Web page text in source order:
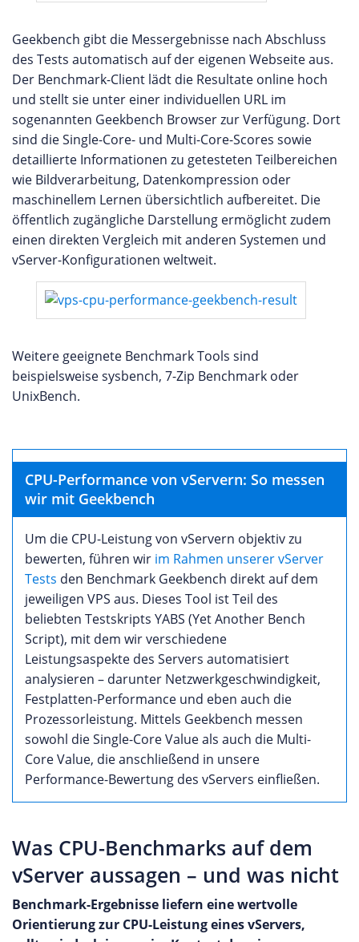
Geekbench gibt die Messergebnisse nach Abschluss
des Tests automatisch auf der eigenen Webseite aus.
Der Benchmark-Client lädt die Resultate online hoch
und stellt sie unter einer individuellen URL im
sogenannten Geekbench Browser zur Verfügung. Dort
sind die Single-Core- und Multi-Core-Scores sowie
detaillierte Informationen zu getesteten Teilbereichen
wie Bildverarbeitung, Datenkompression oder
maschinellem Lernen übersichtlich aufbereitet. Die
öffentlich zugängliche Darstellung ermöglicht zudem
einen direkten Vergleich mit anderen Systemen und
vServer-Konfigurationen weltweit.
Weitere geeignete Benchmark Tools sind
beispielsweise sysbench, 7-Zip Benchmark oder
UnixBench.
CPU-Performance von vServern: So messen
wir mit Geekbench
Um die CPU-Leistung von vServern objektiv zu
bewerten, führen wir im Rahmen unserer vServer
Tests den Benchmark Geekbench direkt auf dem
jeweiligen VPS aus. Dieses Tool ist Teil des
beliebten Testskripts YABS (Yet Another Bench
Script), mit dem wir verschiedene
Leistungsaspekte des Servers automatisiert
analysieren – darunter Netzwerkgeschwindigkeit,
Festplatten-Performance und eben auch die
Prozessorleistung. Mittels Geekbench messen
sowohl die Single-Core Value als auch die Multi-
Core Value, die anschließend in unsere
Performance-Bewertung des vServers einfließen.
Was CPU-Benchmarks auf dem
vServer aussagen – und was nicht
Benchmark-Ergebnisse liefern eine wertvolle
Orientierung zur CPU-Leistung eines vServers,